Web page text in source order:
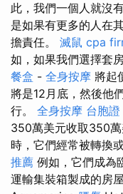
此，我們一個人就沒
是如果有更多的人在
擔責任。 滅鼠 cpa
如，如果我們選擇套
餐盒 - 全身按摩 將起
將是12月底，然後他
行。 全身按摩 台胞
350萬美元收取350
時，它們經常被轉換
推薦 例如，它們成為
運輸集裝箱製成的房